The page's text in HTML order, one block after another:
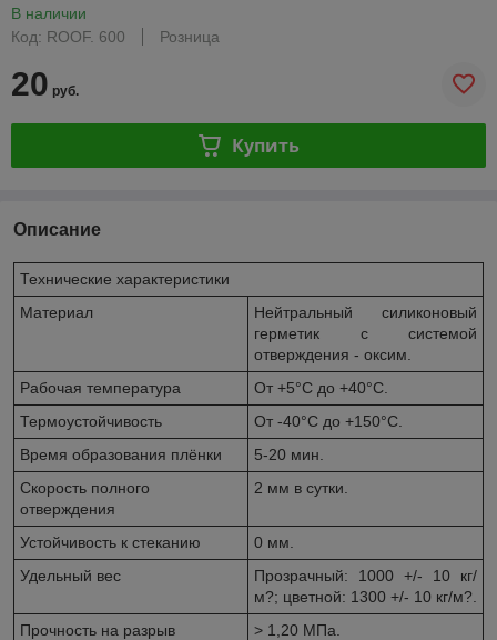
В наличии
Код: ROOF. 600
Розница
20 руб.
Купить
Описание
Технические характеристики
Материал
Нейтральный силиконовый
герметик с системой
отверждения - оксим.
Рабочая температура
От +5°C до +40°C.
Термоустойчивость
От -40°C до +150°C.
Время образования плёнки
5-20 мин.
Скорость полного
отверждения
2 мм в сутки.
Устойчивость к стеканию
0 мм.
Удельный вес
Прозрачный: 1000 +/- 10 кг/
м?; цветной: 1300 +/- 10 кг/м?.
Прочность на разрыв
> 1,20 МПа.